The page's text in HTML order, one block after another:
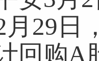
月29日
回购A